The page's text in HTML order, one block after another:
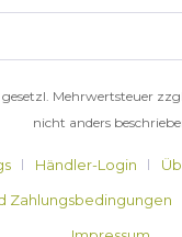
gesetzl. Mehrwertsteuer
nicht anders
Händler-Login
Zahlungsbedingungen